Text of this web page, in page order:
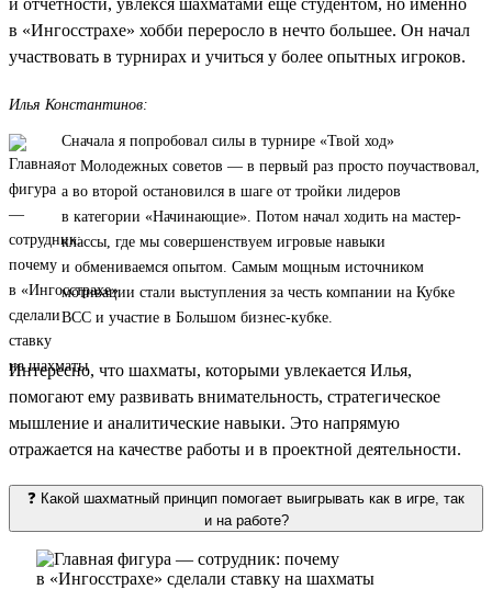
в «Ингосстрахе» хобби переросло в нечто большее. Он начал
участвовать в турнирах и учиться у более опытных игроков.
Илья Константинов:
Сначала я попробовал силы в турнире «Твой ход»
от Молодежных советов — в первый раз просто поучаствовал,
а во второй остановился в шаге от тройки лидеров
в категории «Начинающие». Потом начал ходить на мастер-
классы, где мы совершенствуем игровые навыки
и обмениваемся опытом. Самым мощным источником
мотивации стали выступления за честь компании на Кубке
ВСС и участие в Большом бизнес-кубке.
Интересно, что шахматы, которыми увлекается Илья,
помогают ему развивать внимательность, стратегическое
мышление и аналитические навыки. Это напрямую
отражается на качестве работы и в проектной деятельности.
❓ Какой шахматный принцип помогает выигрывать как в игре, так
и на работе?